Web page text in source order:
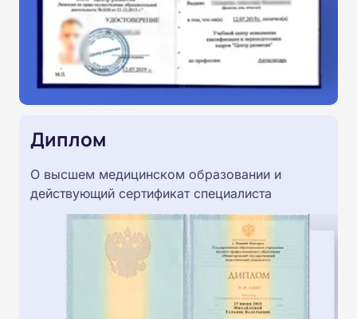
Диплом
О высшем медицинском образовании и
действующий сертификат специалиста